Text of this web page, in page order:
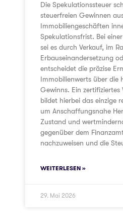
Die Spekulationssteuer
steuerfreien Gewinnen
Immobiliengeschäften
Spekulationsfrist. Bei
sei es durch Verkauf, im
Erbauseinandersetzung
entscheidet die präzise
Immobilienwerts über die
Gewinns. Ein zertifiziertes
bildet hierbei das einzige
um Anschaffungsnahe
Zustand und
gegenüber dem
nachzuweisen und die
WEITERLESEN »
29. Mai 2026